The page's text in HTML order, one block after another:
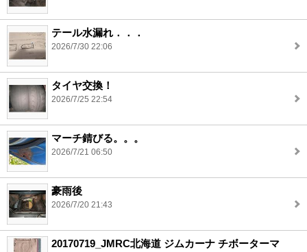
テール水漏れ．．．
2026/7/30 22:06
タイヤ交換！
2026/7/25 22:54
マーチ錆びる。。。
2026/7/21 06:50
豪雨後
2026/7/20 21:43
20170719_JMRC北海道 ジムカーナ チボーターマ